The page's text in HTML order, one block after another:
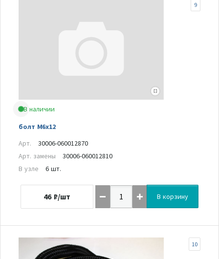
В наличии
болт М6х12
9
Арт.
30006-060012870
Арт. замены
30006-060012810
В узле
6 шт.
46 ₽/шт В корзину
10